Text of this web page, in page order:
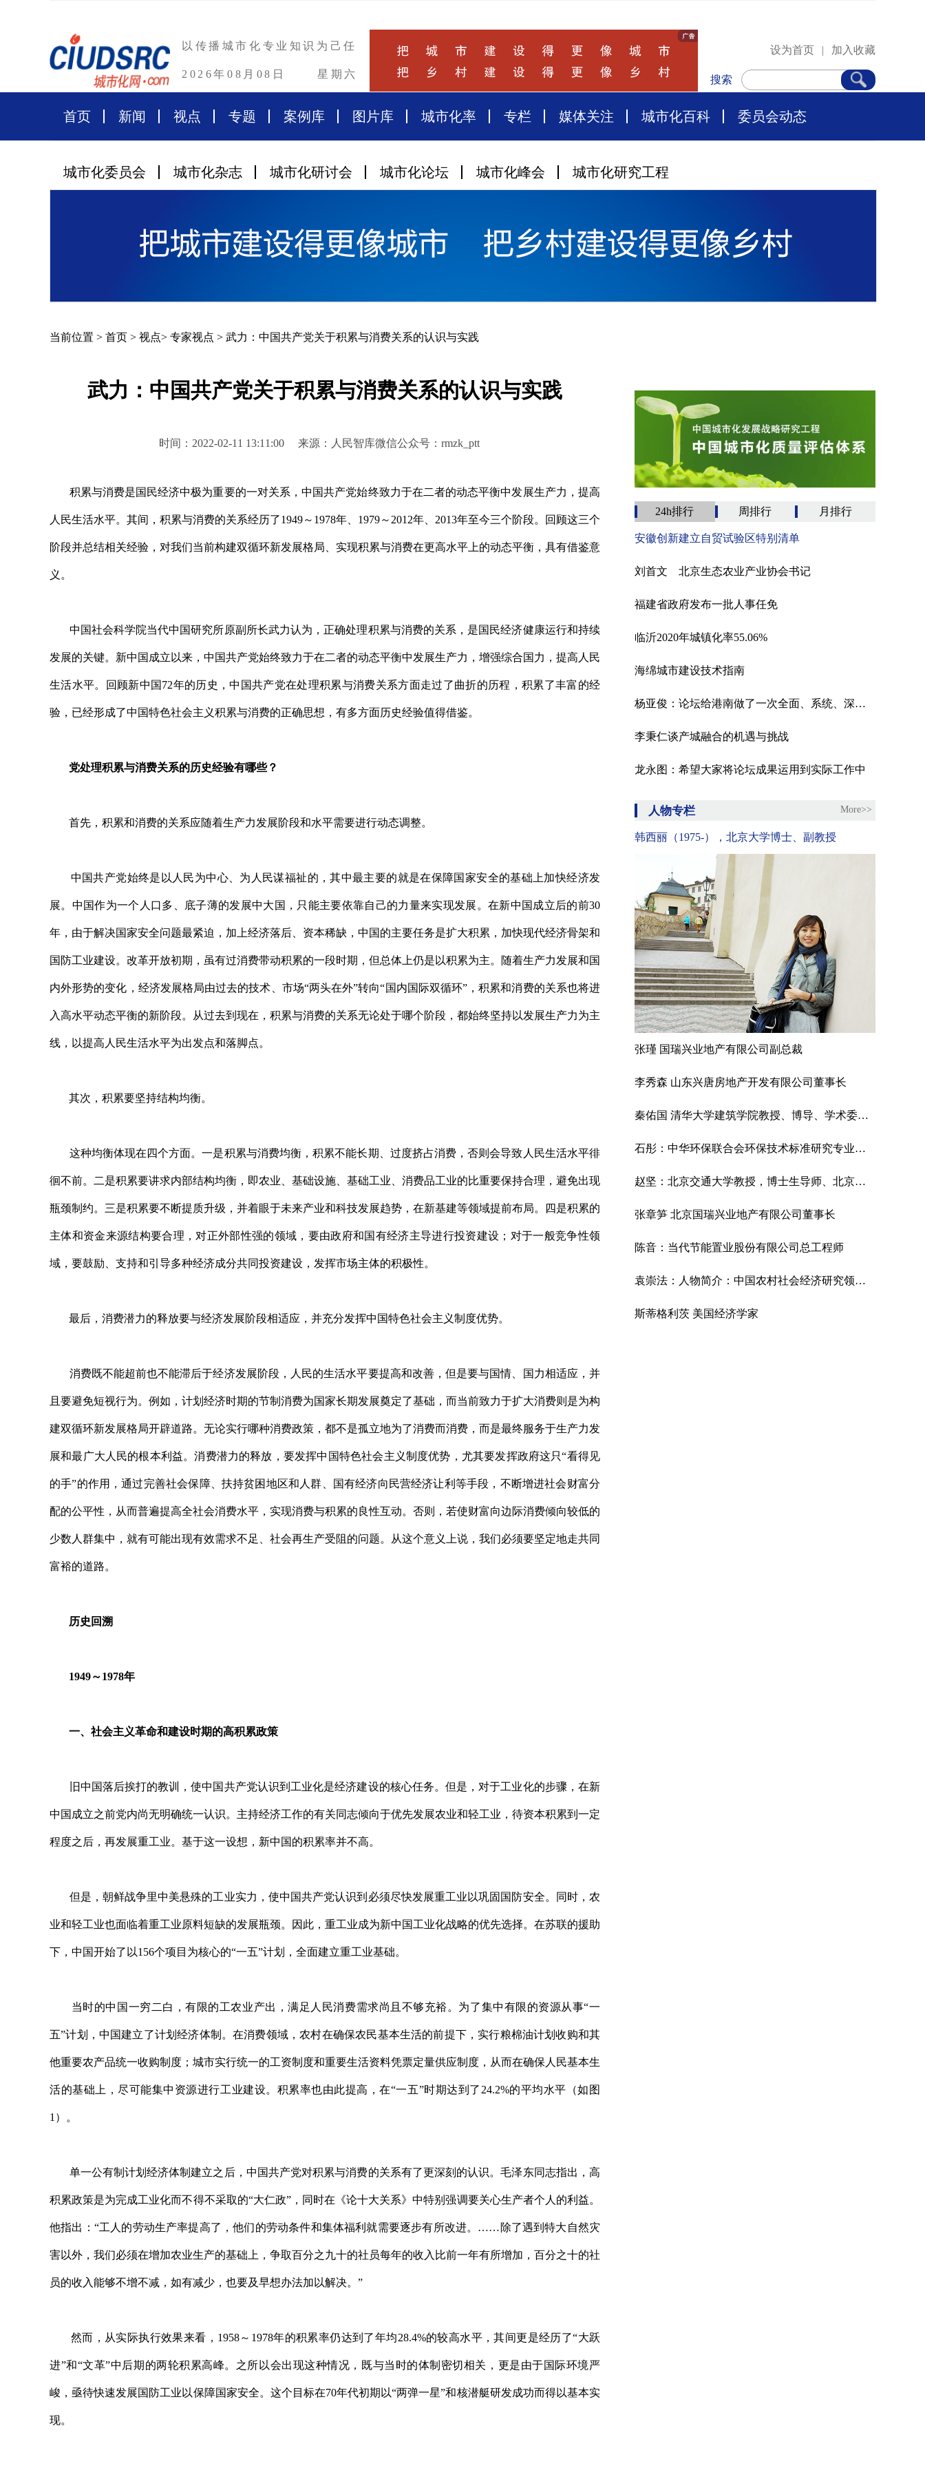
以传播城市化专业知识为己任
2026年08月08日 星期六
设为首页 | 加入收藏
搜索
首页 新闻 视点 专题 案例库 图片库 城市化率 专栏 媒体关注 城市化百科 委员会动态
城市化委员会 城市化杂志 城市化研讨会 城市化论坛 城市化峰会 城市化研究工程
当前位置 > 首页 > 视点> 专家视点 > 武力：中国共产党关于积累与消费关系的认识与实践
武力：中国共产党关于积累与消费关系的认识与实践
时间：2022-02-11 13:11:00 来源：人民智库微信公众号：rmzk_ptt
积累与消费是国民经济中极为重要的一对关系，中国共产党始终致力于在二者的动态平衡中发展生产力，提高
人民生活水平。其间，积累与消费的关系经历了1949～1978年、1979～2012年、2013年至今三个阶段。回顾这三个
阶段并总结相关经验，对我们当前构建双循环新发展格局、实现积累与消费在更高水平上的动态平衡，具有借鉴意
义。
中国社会科学院当代中国研究所原副所长武力认为，正确处理积累与消费的关系，是国民经济健康运行和持续
发展的关键。新中国成立以来，中国共产党始终致力于在二者的动态平衡中发展生产力，增强综合国力，提高人民
生活水平。回顾新中国72年的历史，中国共产党在处理积累与消费关系方面走过了曲折的历程，积累了丰富的经
验，已经形成了中国特色社会主义积累与消费的正确思想，有多方面历史经验值得借鉴。
党处理积累与消费关系的历史经验有哪些？
首先，积累和消费的关系应随着生产力发展阶段和水平需要进行动态调整。
中国共产党始终是以人民为中心、为人民谋福祉的，其中最主要的就是在保障国家安全的基础上加快经济发
展。中国作为一个人口多、底子薄的发展中大国，只能主要依靠自己的力量来实现发展。在新中国成立后的前30
年，由于解决国家安全问题最紧迫，加上经济落后、资本稀缺，中国的主要任务是扩大积累，加快现代经济骨架和
国防工业建设。改革开放初期，虽有过消费带动积累的一段时期，但总体上仍是以积累为主。随着生产力发展和国
内外形势的变化，经济发展格局由过去的技术、市场“两头在外”转向“国内国际双循环”，积累和消费的关系也将进
入高水平动态平衡的新阶段。从过去到现在，积累与消费的关系无论处于哪个阶段，都始终坚持以发展生产力为主
线，以提高人民生活水平为出发点和落脚点。
其次，积累要坚持结构均衡。
这种均衡体现在四个方面。一是积累与消费均衡，积累不能长期、过度挤占消费，否则会导致人民生活水平徘
徊不前。二是积累要讲求内部结构均衡，即农业、基础设施、基础工业、消费品工业的比重要保持合理，避免出现
瓶颈制约。三是积累要不断提质升级，并着眼于未来产业和科技发展趋势，在新基建等领域提前布局。四是积累的
主体和资金来源结构要合理，对正外部性强的领域，要由政府和国有经济主导进行投资建设；对于一般竞争性领
域，要鼓励、支持和引导多种经济成分共同投资建设，发挥市场主体的积极性。
最后，消费潜力的释放要与经济发展阶段相适应，并充分发挥中国特色社会主义制度优势。
消费既不能超前也不能滞后于经济发展阶段，人民的生活水平要提高和改善，但是要与国情、国力相适应，并
且要避免短视行为。例如，计划经济时期的节制消费为国家长期发展奠定了基础，而当前致力于扩大消费则是为构
建双循环新发展格局开辟道路。无论实行哪种消费政策，都不是孤立地为了消费而消费，而是最终服务于生产力发
展和最广大人民的根本利益。消费潜力的释放，要发挥中国特色社会主义制度优势，尤其要发挥政府这只“看得见
的手”的作用，通过完善社会保障、扶持贫困地区和人群、国有经济向民营经济让利等手段，不断增进社会财富分
配的公平性，从而普遍提高全社会消费水平，实现消费与积累的良性互动。否则，若使财富向边际消费倾向较低的
少数人群集中，就有可能出现有效需求不足、社会再生产受阻的问题。从这个意义上说，我们必须要坚定地走共同
富裕的道路。
历史回溯
1949～1978年
一、社会主义革命和建设时期的高积累政策
旧中国落后挨打的教训，使中国共产党认识到工业化是经济建设的核心任务。但是，对于工业化的步骤，在新
中国成立之前党内尚无明确统一认识。主持经济工作的有关同志倾向于优先发展农业和轻工业，待资本积累到一定
程度之后，再发展重工业。基于这一设想，新中国的积累率并不高。
但是，朝鲜战争里中美悬殊的工业实力，使中国共产党认识到必须尽快发展重工业以巩固国防安全。同时，农
业和轻工业也面临着重工业原料短缺的发展瓶颈。因此，重工业成为新中国工业化战略的优先选择。在苏联的援助
下，中国开始了以156个项目为核心的“一五”计划，全面建立重工业基础。
当时的中国一穷二白，有限的工农业产出，满足人民消费需求尚且不够充裕。为了集中有限的资源从事“一
五”计划，中国建立了计划经济体制。在消费领域，农村在确保农民基本生活的前提下，实行粮棉油计划收购和其
他重要农产品统一收购制度；城市实行统一的工资制度和重要生活资料凭票定量供应制度，从而在确保人民基本生
活的基础上，尽可能集中资源进行工业建设。积累率也由此提高，在“一五”时期达到了24.2%的平均水平（如图
1）。
单一公有制计划经济体制建立之后，中国共产党对积累与消费的关系有了更深刻的认识。毛泽东同志指出，高
积累政策是为完成工业化而不得不采取的“大仁政”，同时在《论十大关系》中特别强调要关心生产者个人的利益。
他指出：“工人的劳动生产率提高了，他们的劳动条件和集体福利就需要逐步有所改进。……除了遇到特大自然灾
害以外，我们必须在增加农业生产的基础上，争取百分之九十的社员每年的收入比前一年有所增加，百分之十的社
员的收入能够不增不减，如有减少，也要及早想办法加以解决。”
然而，从实际执行效果来看，1958～1978年的积累率仍达到了年均28.4%的较高水平，其间更是经历了“大跃
进”和“文革”中后期的两轮积累高峰。之所以会出现这种情况，既与当时的体制密切相关，更是由于国际环境严
峻，亟待快速发展国防工业以保障国家安全。这个目标在70年代初期以“两弹一星”和核潜艇研发成功而得以基本实
现。
24h排行 周排行 月排行
安徽创新建立自贸试验区特别清单
刘首文 北京生态农业产业协会书记
福建省政府发布一批人事任免
临沂2020年城镇化率55.06%
海绵城市建设技术指南
杨亚俊：论坛给港南做了一次全面、系统、深度的体检
李秉仁谈产城融合的机遇与挑战
龙永图：希望大家将论坛成果运用到实际工作中
人物专栏 More>>
韩西丽（1975-），北京大学博士、副教授
张瑾 国瑞兴业地产有限公司副总裁
李秀森 山东兴唐房地产开发有限公司董事长
秦佑国 清华大学建筑学院教授、博导、学术委员会主任
石彤：中华环保联合会环保技术标准研究专业委员会副秘书长
赵坚：北京交通大学教授，博士生导师、北京交通大学中国城镇化研究中心主任、中国工业经济学会常务副理事长
张章笋 北京国瑞兴业地产有限公司董事长
陈音：当代节能置业股份有限公司总工程师
袁崇法：人物简介：中国农村社会经济研究领域著名专家，国家发改委城市和小城镇中心规划委员会副主任、研究员，国家发改委国际合作中心规划总监，中国城市发展研究院副院长，中国国际城市化发展战略研究委员会城市可
斯蒂格利茨 美国经济学家